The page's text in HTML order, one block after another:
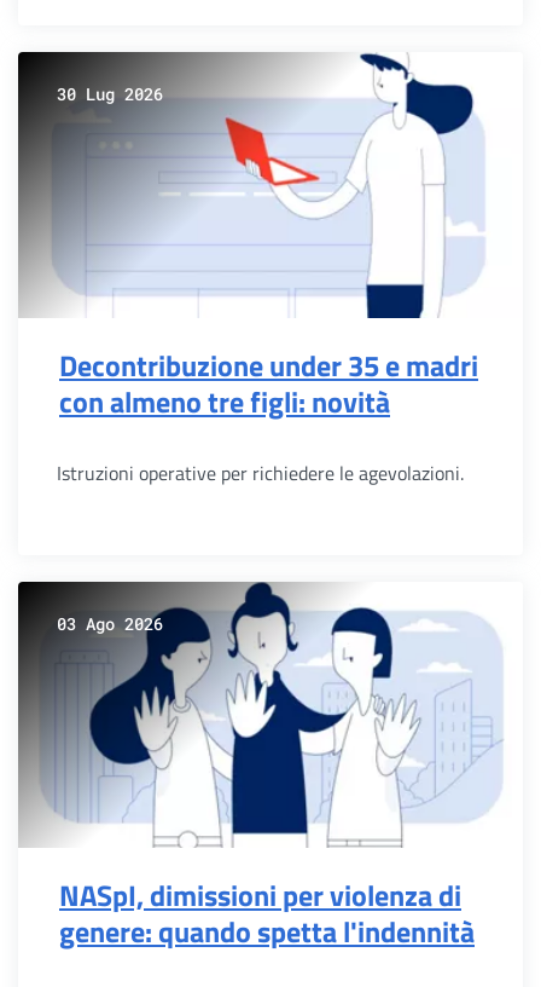
30 Lug 2026
Decontribuzione under 35 e madri
con almeno tre figli: novità
Istruzioni operative per richiedere le agevolazioni.
03 Ago 2026
NASpI, dimissioni per violenza di
genere: quando spetta l'indennità